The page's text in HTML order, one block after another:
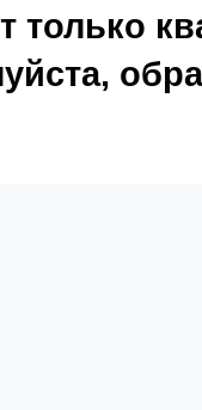
только